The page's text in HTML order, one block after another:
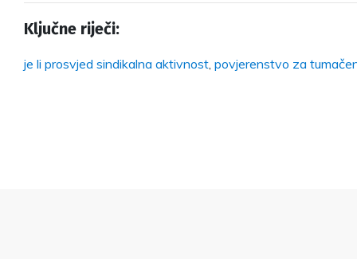
Ključne riječi:
je li prosvjed sindikalna aktivnost povjerenstvo za